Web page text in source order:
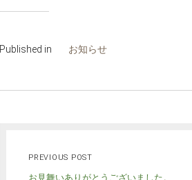
Published in お知らせ
PREVIOUS POST
お見舞いありがとうございました。